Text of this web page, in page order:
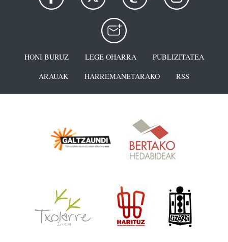
HONI BURUZ LEGE OHARRA
PUBLIZITATEA
ARAUAK
HARREMANETARAKO RSS